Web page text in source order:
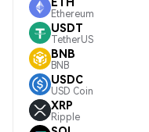
Ethereum
USDT
TetherUS
BNB
BNB
USDC
USD Coin
XRP
Ripple